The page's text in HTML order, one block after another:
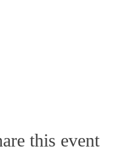
this event